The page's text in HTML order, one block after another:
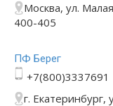
Москва, ул.
400-405
ПФ Берег
+7(800)3337691
г. Екатеринбург,